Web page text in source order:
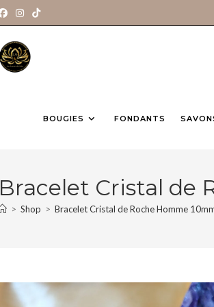
BOUGIES FONDANTS
Bracelet Cristal de
> Shop > Bracelet Cristal de Roche Homme